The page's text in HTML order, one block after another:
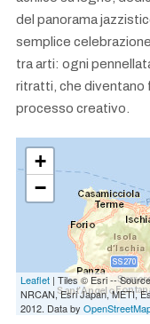
del panorama
semplice
tra arti: ogni
ritratti, che diventano
processo creativo.
+
−
Leaflet | Tiles © Esri --
NRCAN, Esri Japan, METI,
2012. Data by